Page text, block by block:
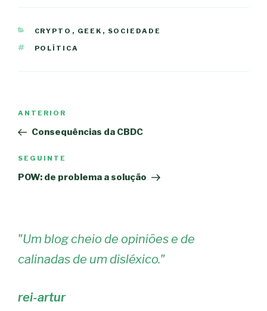
CATEGORIAS
CRYPTO , GEEK , SOCIEDADE
ETIQUETAS
POLÍTICA
artigos
Conteúdo
anterior
ANTERIOR
Consequências da CBDC
Conteúdo
seguinte
SEGUINTE
POW: de problema a solução
"Um blog cheio de opiniões e de
calinadas de um disléxico."
rei-artur